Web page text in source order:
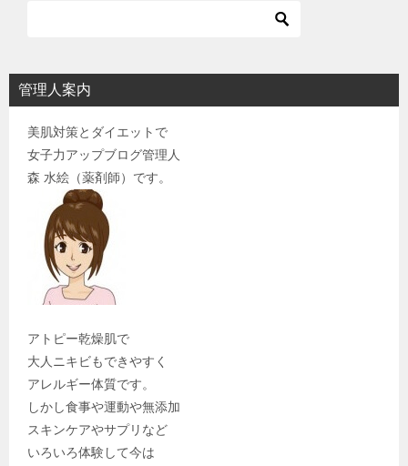
管理人案内
美肌対策とダイエットで
女子力アップブログ管理人
森 水絵（薬剤師）です。
アトピー乾燥肌で
大人ニキビもできやすく
アレルギー体質です。
しかし食事や運動や無添加
スキンケアやサプリなど
いろいろ体験して今は